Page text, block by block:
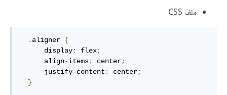
ملف CSS
. aligner {
      display
: flex;
      align
-items: center;
      justify
-content : center;
}